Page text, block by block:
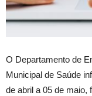
O Departamento de
Municipal de Saúde
de abril a 05 de maio,